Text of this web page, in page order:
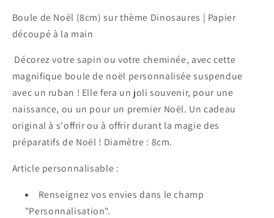
DinosauresDinosaures
Boule de Noël (8cm) sur thème Dinosaures | Papier
découpé à la main
Décorez votre sapin ou votre cheminée, avec cette
magnifique boule de noël personnalisée suspendue
avec un ruban ! Elle fera un joli souvenir, pour une
naissance, ou un pour un premier Noël. Un cadeau
original à s'offrir ou à offrir durant la magie des
préparatifs de Noël ! Diamètre : 8cm.
Article personnalisable :
Renseignez vos envies dans le champ
"Personnalisation".